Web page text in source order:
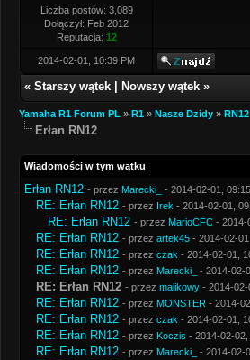
Liczba postów: 3,089
Dołączył: Feb 2012
Reputacja: 12
2014-02-01, 10:39 PM
« Starszy wątek Nowszy wątek »
Yamaha R1 Forum PL » R1 » Nasze Dzidy » RN12
Erłan RN12
Wiadomości w tym wątku
Erłan RN12 - przez Marecki_ - 2014-02-01,
RE: Erłan RN12 - przez Irek - 2014-02-01,
RE: Erłan RN12 - przez MarioCFC - 2014-
RE: Erłan RN12 - przez artek45 - 2014-02-
RE: Erłan RN12 - przez czak - 2014-02-01,
RE: Erłan RN12 - przez Marecki_ - 2014-02-
RE: Erłan RN12 - przez malikowy - 2014-02-
RE: Erłan RN12 - przez MONSTER - 2014-
RE: Erłan RN12 - przez czak - 2014-02-01,
RE: Erłan RN12 - przez Koczis - 2014-02-02,
RE: Erłan RN12 - przez Marecki_ - 2014-02-